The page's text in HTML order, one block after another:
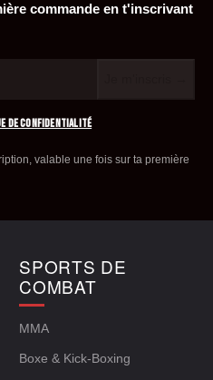
commande en t'inscrivant
DE CONFIDENTIALITÉ
valable une fois sur ta première
SPORTS DE
COMBAT
MMA
Boxe & Kick-Boxing